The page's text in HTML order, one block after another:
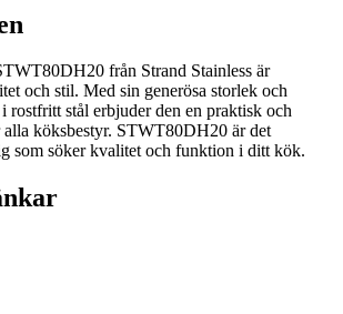
från Strand Stainless är
och stil. Med sin generösa storlek och
rostfritt stål erbjuder den en praktisk och
köksbestyr. STWT80DH20 är det
som söker kvalitet och funktion i ditt kök.